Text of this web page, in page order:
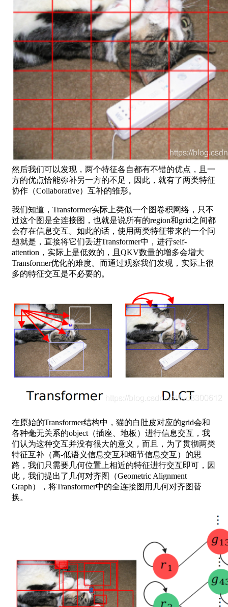
然后我们可以发现，两个特征各自都有不错的优点，且一
方的优点恰能弥补另一方的不足，因此，就有了两类特征
协作（Collaborative）互补的雏形。
我们知道，Transformer实际上类似一个图卷积网络，只不
过这个图是全连接图，也就是说所有的region和grid之间都
会存在信息交互。如此的话，使用两类特征带来的一个问
题就是，直接将它们丢进Transformer中，进行self-
attention，实际上是低效的，且QKV数量的增多会增大
Transformer优化的难度。而通过观察我们发现，实际上很
多的特征交互是不必要的。
在原始的Transformer结构中，猫的白肚皮对应的grid会和
各种毫无关系的object（插座、地板）进行信息交互，我
们认为这种交互并没有很大的意义，而且，为了贯彻两类
特征互补（高-低语义信息交互和细节信息交互）的思
路，我们只需要几何位置上相近的特征进行交互即可，因
此，我们提出了几何对齐图（Geometric Alignment
Graph），将Transformer中的全连接图用几何对齐图替
换。